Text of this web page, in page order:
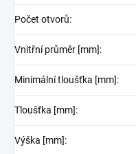
Počet otvorů:
Vnitřní průměr [mm]:
Minimální tloušťka [mm]:
Tloušťka [mm]:
Výška [mm]: